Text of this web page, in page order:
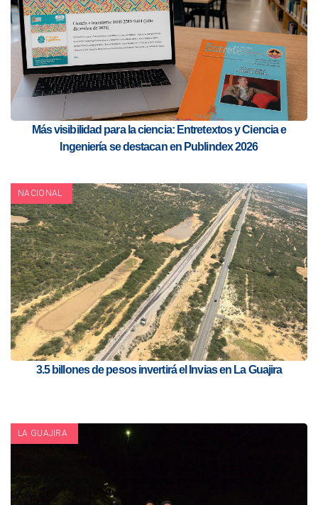
Más visibilidad para la ciencia: Entretextos y Ciencia e
Ingeniería se destacan en Publindex 2026
NACIONAL
3.5 billones de pesos invertirá el Invias en La Guajira
LA GUAJIRA